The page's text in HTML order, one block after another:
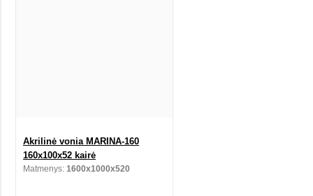
Akrilinė vonia MARINA-160
160x100x52 kairė
Matmenys: 1600x1000x520